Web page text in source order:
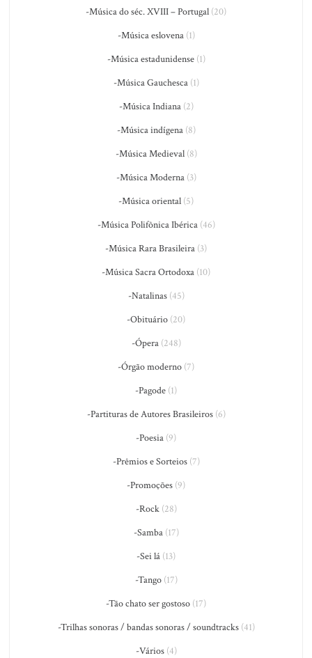
-Música do séc. XVIII – Portugal (20)
-Música eslovena(1)
-Música estadunidense(1)
-Música Gauchesca(1)
-Música Indiana(2)
-Música indígena(8)
-Música Medieval(8)
-Música Moderna(3)
-Música oriental (5)
-Música Polifônica Ibérica(46)
-Música Rara Brasileira (3)
-Música Sacra Ortodoxa (10)
-Natalinas(45)
-Obituário (20)
-Ópera(248)
-Órgão moderno (7)
-Pagode (1)
-Partituras de Autores Brasileiros(6)
-Poesia (9)
-Prêmios e Sorteios(7)
-Promoções (9)
-Rock(28)
-Samba(17)
-Sei lá (13)
-Tango(17)
-Tão chato ser gostoso (17)
-Trilhas sonoras / bandas sonoras / soundtracks(41)
-Vários(4)